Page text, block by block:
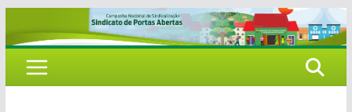
para
conteúdo